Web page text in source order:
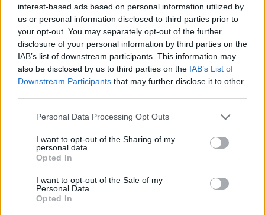
interest-based ads based on personal information utilized by
us or personal information disclosed to third parties prior to
your opt-out. You may separately opt-out of the further
disclosure of your personal information by third parties on the
IAB’s list of downstream participants. This information may
also be disclosed by us to third parties on the IAB’s List of
Downstream Participants that may further disclose it to other
Personal Data Processing Opt Outs
I want to opt-out of the Sharing of my
personal data.
Opted In
I want to opt-out of the Sale of my
Personal Data.
Opted In
Movimento 5 stelledi incidere sul dibattito
pubblico. "C'è un altro elemento enorme che
si chiama opposizione", "non senti proprio il
suono, la voce, il messaggio...". Insomma,
sembra che le vere sciagure siano a sinistra.